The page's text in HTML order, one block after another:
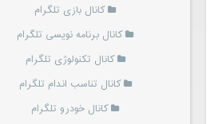
کانال بازی تلگرام
کانال برنامه نویسی تلگرام
کانال تکنولوژی تلگرام
کانال تناسب اندام تلگرام
کانال خودرو تلگرام